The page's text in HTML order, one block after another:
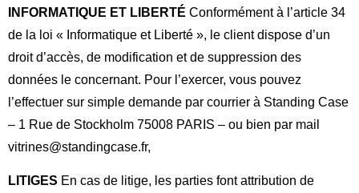
INFORMATIQUE ET LIBERTÉ Conformément à l’article 34
de la loi « Informatique et Liberté », le client dispose d’un
droit d’accès, de modification et de suppression des
données le concernant. Pour l’exercer, vous pouvez
l’effectuer sur simple demande par courrier à Standing Case
– 1 Rue de Stockholm 75008 PARIS – ou bien par mail
vitrines@standingcase.fr,
LITIGES En cas de litige, les parties font attribution de